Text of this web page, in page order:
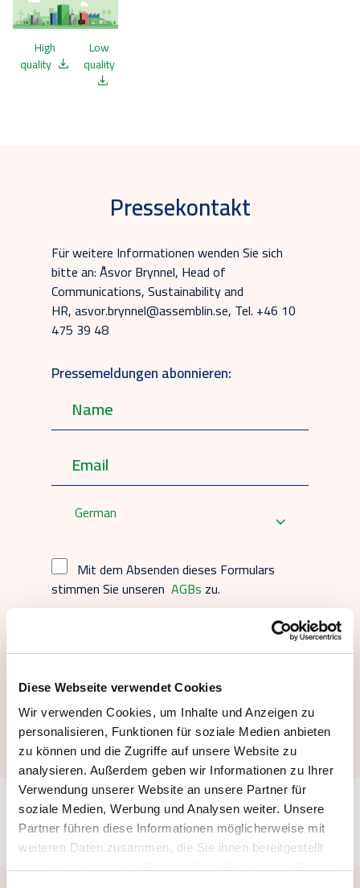
Diese Webseite verwendet Cookies
Wir verwenden Cookies, um Inhalte und Anzeigen zu
personalisieren, Funktionen für soziale Medien anbieten
zu können und die Zugriffe auf unsere Website zu
analysieren. Außerdem geben wir Informationen zu Ihrer
Verwendung unserer Website an unsere Partner für
soziale Medien, Werbung und Analysen weiter. Unsere
Partner führen diese Informationen möglicherweise mit
weiteren Daten zusammen, die Sie ihnen bereitgestellt
High
quality
Low
quality
Pressekontakt
Für weitere Informationen wenden Sie sich
bitte an: Åsvor Brynnel, Head of
Communications, Sustainability and
HR, asvor.brynnel@assemblin.se, Tel. +46 10
475 39 48
Pressemeldungen abonnieren:
German
Mit dem Absenden dieses Formulars
stimmen Sie unseren AGBs zu.
Abonnieren